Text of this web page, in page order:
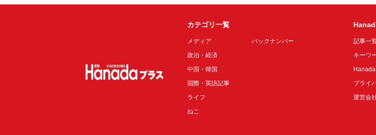
カテゴリ一覧
メディア
政治・経済
中国・韓国
国際・英語記事
ライフ
ねこ
バックナンバー
記事一
キーワ
プライ
運営会